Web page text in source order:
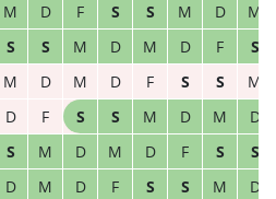
M D F S S M D
M
S S M D M D F
S
M D M D F S S
M
D F S S M D M
D
S M D M D F S
S
D M D F S S M
D